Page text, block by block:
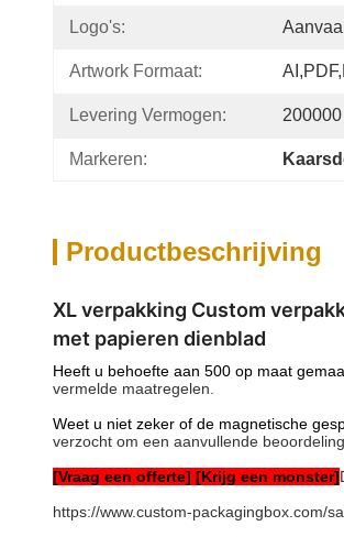
Logo's:
Artwork Formaat:
Levering Vermogen:
Markeren:
Productbeschrijving
XL verpakking Custom
met papieren dienblad
Heeft u behoefte aan 500 op maat
vermelde maatregelen.
Weet u niet zeker of de magnetische
verzocht om een aanvullende
[Vraag een offerte] [Krijg een monster]
https://www.custom-packagingbox.com/